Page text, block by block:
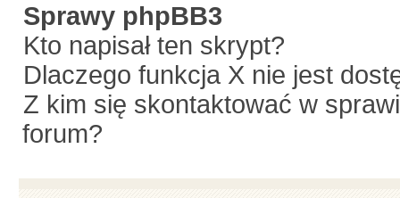
Sprawy phpBB3
Kto napisał ten skrypt?
Dlaczego funkcja X nie jest
Z kim się skontaktować w
forum?